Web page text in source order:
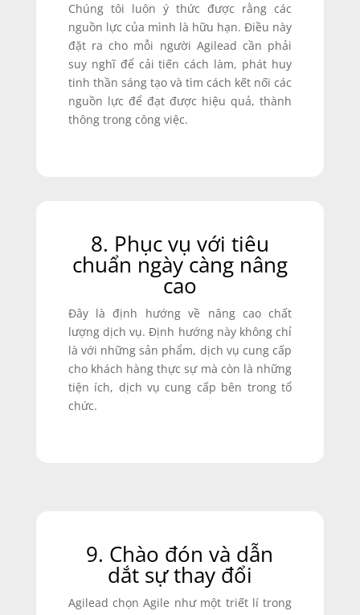
Chúng tôi luôn ý thức được rằng các
nguồn lực của mình là hữu hạn. Điều này
đặt ra cho mỗi người Agilead cần phải
suy nghĩ để cải tiến cách làm, phát huy
tinh thần sáng tạo và tìm cách kết nối các
nguồn lực để đạt được hiệu quả, thành
thông trong công việc.
8. Phục vụ với tiêu
chuẩn ngày càng nâng
cao
Đây là định hướng về nâng cao chất
lượng dịch vụ. Định hướng này không chỉ
là với những sản phẩm, dịch vụ cung cấp
cho khách hàng thực sự mà còn là những
tiện ích, dịch vụ cung cấp bên trong tổ
chức.
9. Chào đón và dẫn
dắt sự thay đổi
Agilead chọn Agile như một triết lí trong